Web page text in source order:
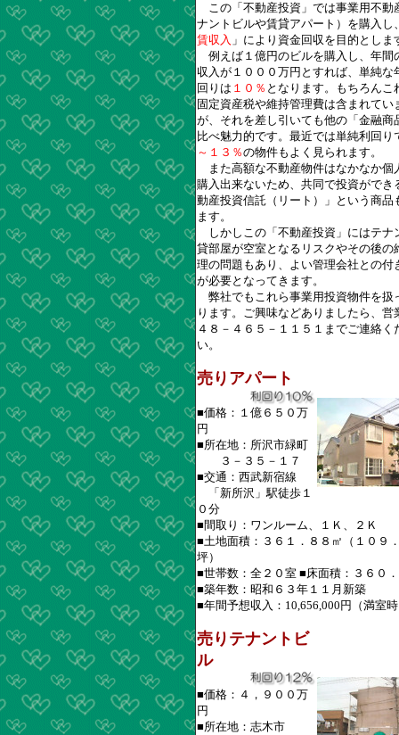
この「不動産投資」では事業用不動
ナントビルや賃貸アパート）を購入し
賃収入 」により資金回収を目的としま
例えば１億円のビルを購入し、年間
収入が１０００万円とすれば、単純な
回りは １０％ となります。もちろんこ
固定資産税や維持管理費は含まれてい
が、それを差し引いても他の「金融商
比べ魅力的です。最近では単純利回り
～１３％の物件もよく見られます。
また高額な不動産物件はなかなか個
購入出来ないため、共同で投資ができ
動産投資信託（リート）」という商品
ます。
しかしこの「不動産投資」にはテナ
貸部屋が空室となるリスクやその後の
理の問題もあり、よい管理会社との付
が必要となってきます。
弊社でもこれら事業用投資物件を扱
ります。ご興味などありましたら、営
４８－４６５－１１５１までご連絡く
い。
売りアパート
■価格：１億６５０万
円
■所在地：所沢市緑町
３－３５－１７
■交通：西武新宿線
「新所沢」駅徒歩１
０分
■間取り：ワンルーム、１Ｋ、２Ｋ
■土地面積：３６１．８８㎡（１０９
坪）
■世帯数：全２０室 ■床面積：３６０
■築年数：昭和６３年１１月新築
■年間予想収入：10,656,000円（満室
売りテナントビ
ル
■価格：４，９００万
円
■所在地：志木市